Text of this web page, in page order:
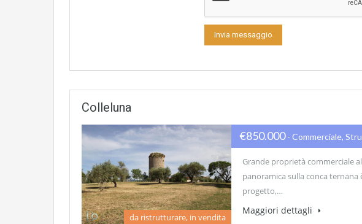
Colleluna
da ristrutturare, in vendita
€850.000- Commerciale,
Grande proprietà commerciale
panoramica sulla conca
progetto,…
Maggiori dettagli